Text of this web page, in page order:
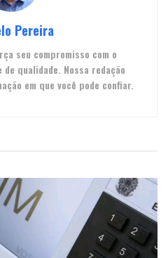
Pereira
seu compromisso com o
qualidade. Nossa redação
em que você pode confiar.